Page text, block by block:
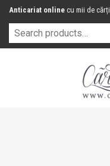
Anticariat online cu mii de